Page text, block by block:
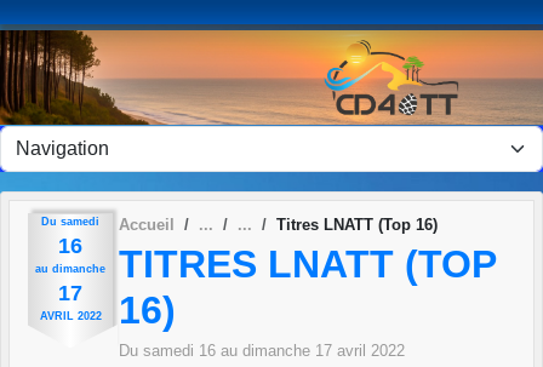
Du samedi
16
au dimanche
17
AVRIL 2022
Accueil Titres LNATT (Top 16)
TITRES LNATT (TOP
16)
Du samedi 16 au dimanche 17 avril 2022